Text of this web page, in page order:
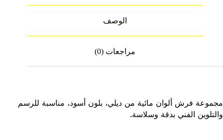
الوصف
مراجعات (0)
مجموعة فرش ألوان مائية من ديلي، بلون أسود، مناسبة للرسم
والتلوين الفني بدقة وسلاسة.